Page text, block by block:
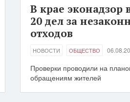
В крае эконадзор
20 дел за
отходов
НОВОСТИ ОБЩЕСТВО
Проверки проводили на
обращениям жителей